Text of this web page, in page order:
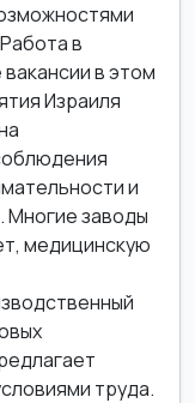
в
в этом
Израиля
и
Многие заводы
медицинскую
труда.